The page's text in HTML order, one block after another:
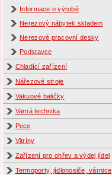
Informace o výrobě
Nerezový nábytek skladem
Nerezové pracovní desky
Podstavce
Chladící zařízení
Nářezové stroje
Vakuové baličky
Varná technika
Pece
Vitríny
Zařízení pro ohřev a výdej jídel
Termoporty, jídlonosiče, várnice